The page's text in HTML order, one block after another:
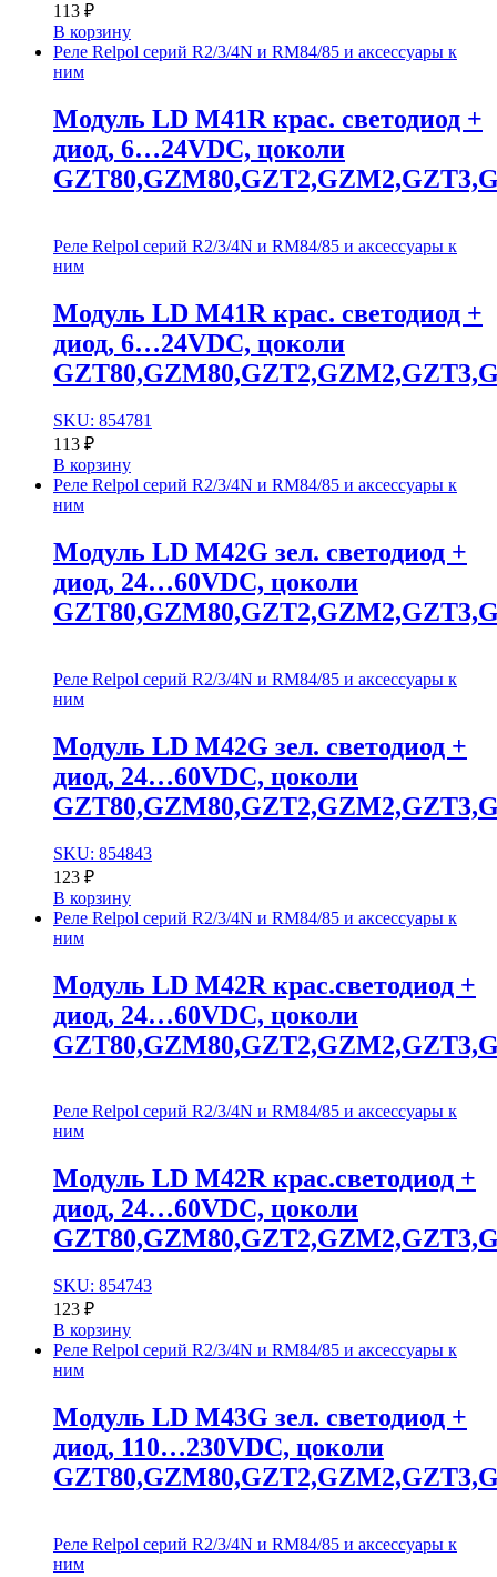
113 ₽
В корзину
Реле Relpol серий R2/3/4N и RM84/85 и аксессуары к
ним
Модуль LD M41R крас. cветодиод +
диод, 6…24VDC, цоколи
Реле Relpol серий R2/3/4N и RM84/85 и аксессуары к
ним
Модуль LD M41R крас. cветодиод +
диод, 6…24VDC, цоколи
SKU: 854781
113 ₽
В корзину
Реле Relpol серий R2/3/4N и RM84/85 и аксессуары к
ним
Модуль LD M42G зел. cветодиод +
диод, 24…60VDC, цоколи
Реле Relpol серий R2/3/4N и RM84/85 и аксессуары к
ним
Модуль LD M42G зел. cветодиод +
диод, 24…60VDC, цоколи
SKU: 854843
123 ₽
В корзину
Реле Relpol серий R2/3/4N и RM84/85 и аксессуары к
ним
Модуль LD M42R крас.cветодиод +
диод, 24…60VDC, цоколи
Реле Relpol серий R2/3/4N и RM84/85 и аксессуары к
ним
Модуль LD M42R крас.cветодиод +
диод, 24…60VDC, цоколи
SKU: 854743
123 ₽
В корзину
Реле Relpol серий R2/3/4N и RM84/85 и аксессуары к
ним
Модуль LD M43G зел. cветодиод +
диод, 110…230VDC, цоколи
Реле Relpol серий R2/3/4N и RM84/85 и аксессуары к
ним